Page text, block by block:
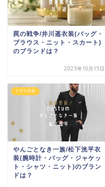
罠の戦争/井川遥衣装(バッグ・
ブラウス・ニット・スカート)
のブランドは？
2023年10月15日
ドラマ衣装
やんごとなき一族/松下洸平衣
装(腕時計・バッグ・ジャケッ
ト・シャツ・ニット)のブラン
ドは？